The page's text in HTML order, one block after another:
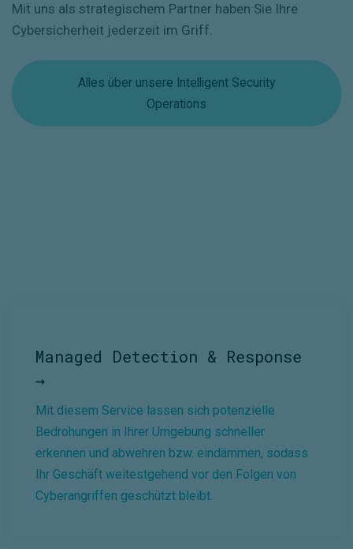
Mit uns als strategischem Partner haben Sie Ihre
Cybersicherheit jederzeit im Griff.
Alles über unsere Intelligent Security
Operations
Managed Detection & Response
→
Mit diesem Service lassen sich potenzielle
Bedrohungen in Ihrer Umgebung schneller
erkennen und abwehren bzw. eindämmen, sodass
Ihr Geschäft weitestgehend vor den Folgen von
Cyberangriffen geschützt bleibt.